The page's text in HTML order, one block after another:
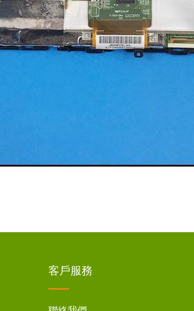
客戶服務